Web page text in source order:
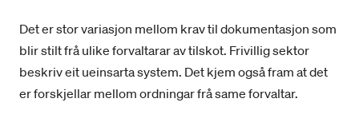
Det er stor variasjon mellom krav til dokumentasjon som
blir stilt frå ulike forvaltarar av tilskot. Frivillig sektor
beskriv eit ueinsarta system. Det kjem også fram at det
er forskjellar mellom ordningar frå same forvaltar.